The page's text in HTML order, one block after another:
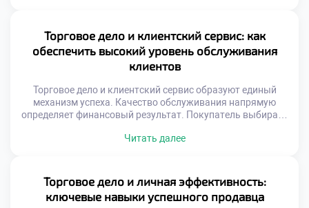
собой сложную систему хозяйственных связей и
отношений. Каждый этап реализации товара сопряжен с
затратами, рисками и потенциальным доходом. Баланс
между этими […]
Торговое дело и клиентский сервис: как
обеспечить высокий уровень обслуживания
клиентов
Торговое дело и клиентский сервис образуют единый
механизм успеха. Качество обслуживания напрямую
определяет финансовый результат. Покупатель выбирает
комфорт становится конкурентным преимуществом.
вместе с обществом. Ожидания потребителей растут
ежегодно. Скорость реакции ценится выше формальной
вежливости. Персонализация заменяет шаблонные
Читать далее
Торговое дело и личная эффективность:
ключевые навыки успешного продавца